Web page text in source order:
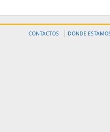
CONTACTOS DÓNDE